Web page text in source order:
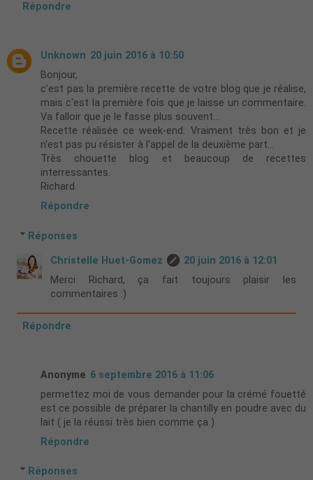
Répondre
Unknown 20 juin 2016 à 10:50
Bonjour,
c'est pas la première recette de votre blog que je réalise,
mais c'est la première fois que je laisse un commentaire.
Va falloir que je le fasse plus souvent...
Recette réalisée ce week-end. Vraiment très bon et je
n'est pas pu résister à l'appel de la deuxième part...
Très chouette blog et beaucoup de recettes
interressantes.
Richard.
Répondre
Réponses
Christelle Huet-Gomez
20 juin 2016 à 12:01
Merci Richard, ça fait toujours plaisir les
commentaires :)
Répondre
Anonyme 6 septembre 2016 à 11:06
permettez moi de vous demander pour la crémé fouetté
est ce possible de préparer la chantilly en poudre avec du
lait ( je la réussi très bien comme ça )
Répondre
Réponses